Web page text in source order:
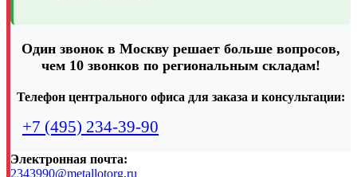
Один звонок в Москву решает больше вопросов,
чем 10 звонков по региональным складам!
Телефон центрального офиса для заказа и консультации:
+7 (495) 234-39-90
Электронная почта:
2343990@metallotorg.ru